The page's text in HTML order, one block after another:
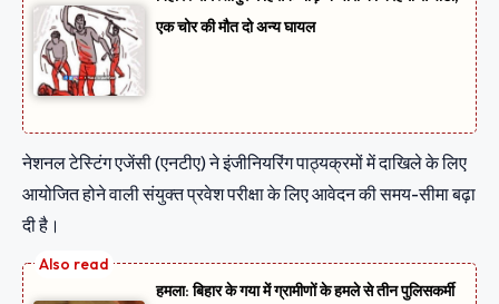
एक चोर की मौत दो अन्य घायल
नेशनल टेस्टिंग एजेंसी (एनटीए) ने इंजीनियरिंग पाठ्यक्रमों में दाखिले के लिए
आयोजित होने वाली संयुक्त प्रवेश परीक्षा के लिए आवेदन की समय-सीमा बढ़ा
दी है।
हमला: बिहार के गया में ग्रामीणों के हमले से तीन पुलिसकर्मी